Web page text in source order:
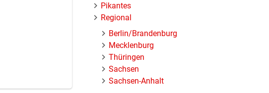
Pikantes
Regional
Berlin/Brandenburg
Mecklenburg
Thüringen
Sachsen
Sachsen-Anhalt